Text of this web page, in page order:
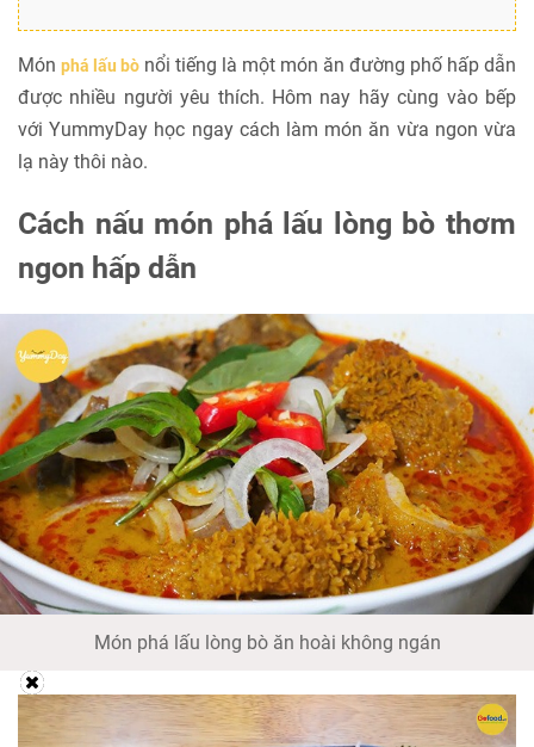
Món phá lấu bò nổi tiếng là một món ăn đường phố hấp dẫn
được nhiều người yêu thích. Hôm nay hãy cùng vào bếp
với YummyDay học ngay cách làm món ăn vừa ngon vừa
lạ này thôi nào.
Cách nấu món phá lấu lòng bò thơm
ngon hấp dẫn
Món phá lấu lòng bò ăn hoài không ngán